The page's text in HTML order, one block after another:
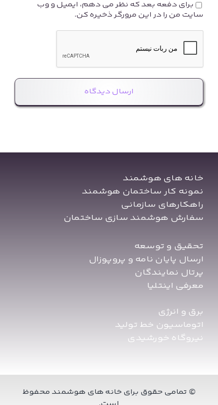
برای دفعه بعد که نظر می دهم، ایمیل و وب
سایت من را در این مرورگر ذخیره کن.
خانه های هوشمند
نمونه کار ساختمان هوشمند
راهکارهای سازمانی
سفارش هوشمند سازی ساختمان
تحقیق و توسعه
ارسال پایان نامه و پروپوزال
پرتال نمایندگان
معرفی اینتلیا
برق و انرژی
اتوماسیون خط تولید
نیروگاه خورشیدی
© تمامی حقوق برای خانه های هوشمند محفوظ